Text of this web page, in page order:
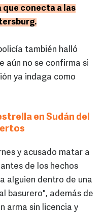
que conecta a las
también halló
aún no se confirma si
ya indaga como
en Sudán del
y acusado matar a
de los hechos
alguien dentro de una
basurero", además de
arma sin licencia y